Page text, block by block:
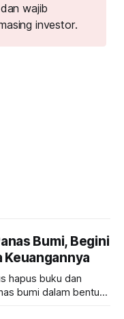
wajib
investor.
Bumi, Begini
Keuangannya
hapus buku dan
bumi dalam bentuk